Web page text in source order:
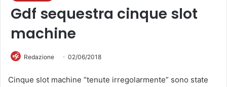
Gdf sequestra cinque slot
machine
Redazione 02/06/2018
Cinque slot machine “tenute irregolarmente” sono state